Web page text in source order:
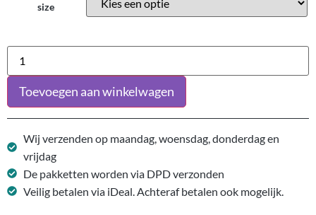
size
Toevoegen aan winkelwagen
Wij verzenden op maandag, woensdag, donderdag en
vrijdag
De pakketten worden via DPD verzonden
Veilig betalen via iDeal. Achteraf betalen ook mogelijk.